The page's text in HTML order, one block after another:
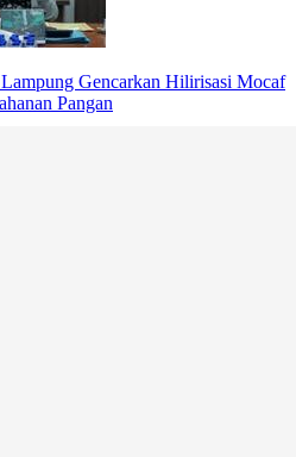
Gencarkan Hilirisasi Mocaf
Pangan